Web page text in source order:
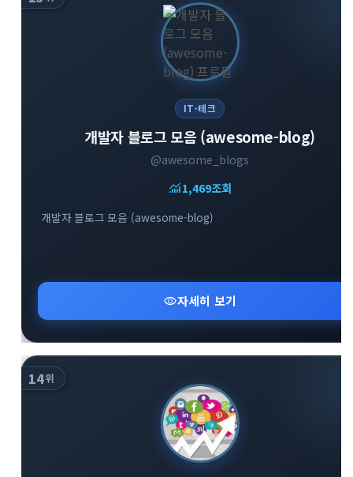
IT·테크
개발자 블로그 모음 (awesome-blog)
@awesome_blogs
monitoring1,469조회
개발자 블로그 모음 (awesome-blog)
visibility자세히 보기
14위